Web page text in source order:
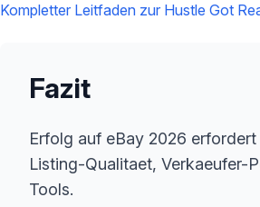
Kompletter Leitfaden zur Hustle Got
Fazit
Erfolg auf eBay 2026
Listing-Qualitaet, Verkaeufer-
Tools.